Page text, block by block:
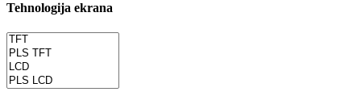
Tehnologija ekrana